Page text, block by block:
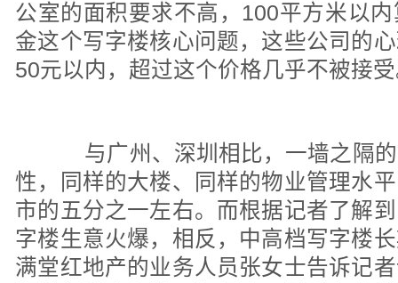
公室的面积要求不高，100平方米以
金这个写字楼核心问题，这些公司的
50元以内，超过这个价格几乎不被接
与广州、深圳相比，一墙之隔的
性，同样的大楼、同样的物业管理水
市的五分之一左右。而根据记者了解
字楼生意火爆，相反，中高档写字楼
满堂红地产的业务人员张女士告诉记